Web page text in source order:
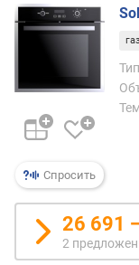
р
а
а
и
я
м
м
)
г
Спросить
26 691
2